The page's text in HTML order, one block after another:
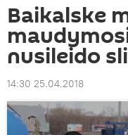
Baikalske
nusileido
14:30 25.04.2018